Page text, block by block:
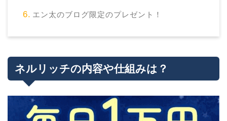
エン太のブログ限定のプレゼント！
ネルリッチの内容や仕組みは？